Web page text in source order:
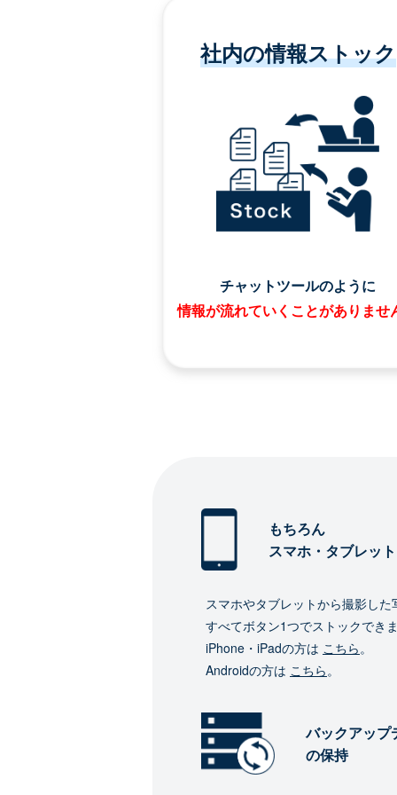
社内の情報ストック
チャットツールのように
情報が流れていくことがありませ
もちろん
スマホ・タブレッ
スマホやタブレットから撮影した
すべてボタン1つでストックでき
iPhone・iPadの方は こちら。
Androidの方は こちら。
バックアップ
の保持